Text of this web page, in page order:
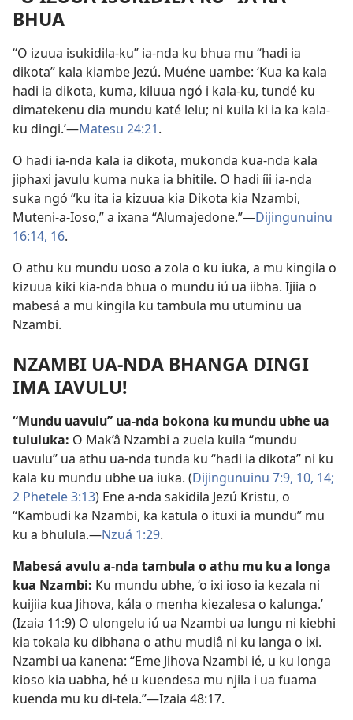
BHUA
“O izuua isukidila-ku” ia-nda ku bhua mu “hadi ia
dikota” kala kiambe Jezú. Muéne uambe: ‘Kua ka kala
hadi ia dikota, kuma, kiluua ngó i kala-ku, tundé ku
dimatekenu dia mundu katé lelu; ni kuila ki ia ka kala-
ku dingi.’—Matesu 24:21.
O hadi ia-nda kala ia dikota, mukonda kua-nda kala
jiphaxi javulu kuma nuka ia bhitile. O hadi íii ia-nda
suka ngó “ku ita ia kizuua kia Dikota kia Nzambi,
Muteni-a-Ioso,” a ixana “Alumajedone.”—Dijingunuinu
16:14, 16.
O athu ku mundu uoso a zola o ku iuka, a mu kingila o
kizuua kiki kia-nda bhua o mundu iú ua iibha. Ijiia o
mabesá a mu kingila ku tambula mu utuminu ua
Nzambi.
NZAMBI UA-NDA BHANGA DINGI
IMA IAVULU!
“Mundu uavulu” ua-nda bokona ku mundu ubhe ua
tululuka: O Mak’â Nzambi a zuela kuila “mundu
uavulu” ua athu ua-nda tunda ku “hadi ia dikota” ni ku
kala ku mundu ubhe ua iuka. (Dijingunuinu 7:9, 10, 14;
2 Phetele 3:13) Ene a-nda sakidila Jezú Kristu, o
“Kambudi ka Nzambi, ka katula o ituxi ia mundu” mu
ku a bhulula.—Nzuá 1:29.
Mabesá avulu a-nda tambula o athu mu ku a longa
kua Nzambi: Ku mundu ubhe, ‘o ixi ioso ia kezala ni
kuijiia kua Jihova, kála o menha kiezalesa o kalunga.’
(Izaia 11:9) O ulongelu iú ua Nzambi ua lungu ni kiebhi
kia tokala ku dibhana o athu mudiâ ni ku langa o ixi.
Nzambi ua kanena: “Eme Jihova Nzambi ié, u ku longa
kioso kia uabha, hé u kuendesa mu njila i ua fuama
kuenda mu ku di-tela.”—Izaia 48:17.